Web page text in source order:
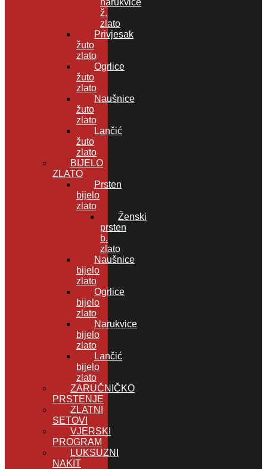
ž.
zlato
Privjesak
žuto
zlato
Ogrlice
žuto
zlato
Naušnice
žuto
zlato
Lančić
žuto
zlato
BIJELO
ZLATO
Prsten
bijelo
zlato
Ženski
prsten
b.
zlato
Naušnice
bijelo
zlato
Ogrlice
bijelo
zlato
Narukvice
bijelo
zlato
Lančić
bijelo
zlato
ZARUČNIČKO
PRSTENJE
ZLATNI
SETOVI
VJERSKI
PROGRAM
LUKSUZNI
NAKIT